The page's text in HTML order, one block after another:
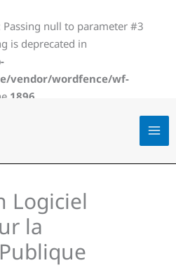
Passing null to parameter #3
is deprecated in
vendor/wordfence/wf-
1896
Logiciel
la